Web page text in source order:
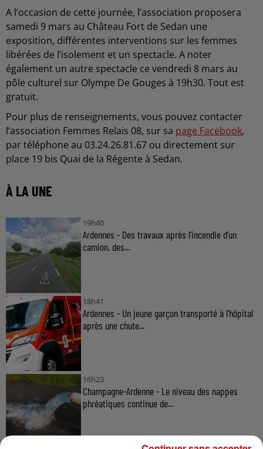
A l’occasion de cette journée, l’association proposera
samedi 9 mars au Château Fort de Sedan une
exposition, différentes interventions sur les femmes
libérées de l’isolement et un spectacle. A noter
également un autre spectacle ce vendredi 8 mars au
pôle culturel sur Olympe De Gouges à 19h30. Tout est
gratuit.
Pour plus de renseignements, vous pouvez contacter
l’association Femmes Relais 08, sur sa page Facebook,
par téléphone au 03.24.26.81.67 ou directement sur
place 19 bis Quai de la Régente à Sedan.
À LA UNE
19h40
Ardennes - Des travaux après l’incendie d’un
camion, des...
18h41
Ardennes - Un jeune garçon transporté à l'hôpital
après une chute...
16h23
Champagne-Ardenne - Le niveau des nappes
phréatiques continue de...